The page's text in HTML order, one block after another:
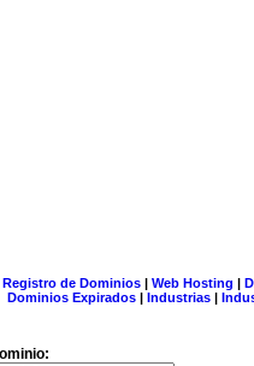
Registro de Dominios| Web Hosting |
Dominios Expirados | Industrias |